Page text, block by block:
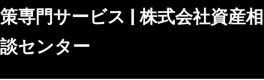
策専門サービス | 株式会社資産相
談センター